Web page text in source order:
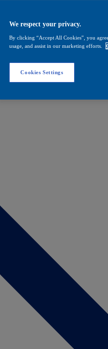
We respect your privacy.
By clicking “Accept All Cookies”, you
usage, and assist in our marketing efforts.
Cookies Settings